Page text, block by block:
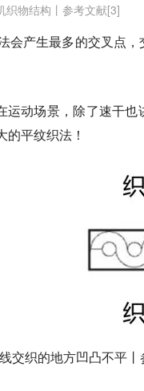
织物结构丨参考文献[3]
会产生最多的交叉点
运动场景，除了速干也
的平纹织法 ！
交织的地方凹凸不平丨